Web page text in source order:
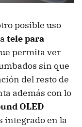
posible uso
tele para
permita ver
sin que
del resto de
además con lo
OLED
integrado en la